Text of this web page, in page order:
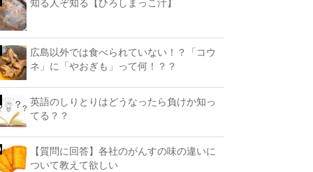
知る人ぞ知る【ひろしまっこ汁】
広島以外では食べられていない！？「コウ
ネ」に「やおぎも」って何！？？
英語のしりとりはどうなったら負けか知っ
てる？？
【質問に回答】各社のがんすの味の違いに
ついて教えて欲しい